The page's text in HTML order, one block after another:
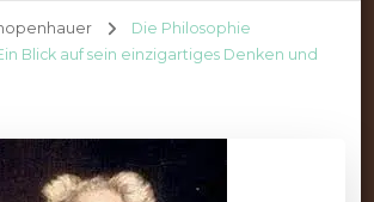
Die Philosophie
Blick auf sein einzigartiges Denken und